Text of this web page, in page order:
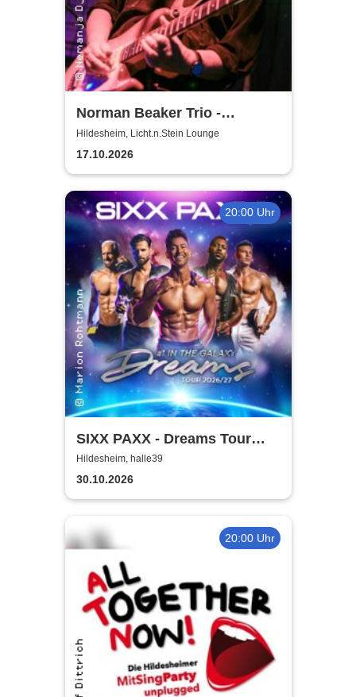
Norman Beaker Trio -
Licht.n.Stein Lounge
Hildesheim, Licht.n.Stein Lounge
17.10.2026
20:00 Uhr
SIXX PAXX - Dreams Tour
2026/27
Hildesheim, halle39
30.10.2026
20:00 Uhr